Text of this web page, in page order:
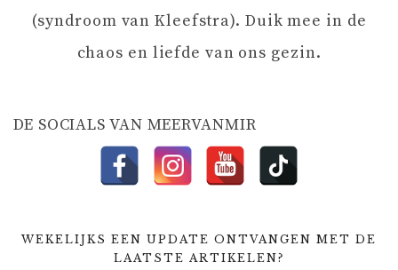
A
I
(syndroom van Kleefstra). Duik mee in de
chaos en liefde van ons gezin.
DE SOCIALS VAN MEERVANMIR
WEKELIJKS EEN UPDATE ONTVANGEN MET DE
LAATSTE ARTIKELEN?